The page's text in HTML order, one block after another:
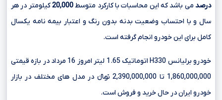
درصد می باشد که این محاسبات با کارکرد متوسط20,000کیلومتر در هر
سال و با احتساب وضعیت بدنه بدون رنگ و اعتبار بیمه نامه یکسال
کامل برای این خودرو انجام گرفته است.
خودرو برلیانس H330 اتوماتیک 1.65 لیتر امروز 16 مرداد در بازه قیمتی
1,860,000,000 تا 2,390,000,000 تومانءءء در مدل های مختلف در بازار
خودرو ایران در حال خرید و فروش است.